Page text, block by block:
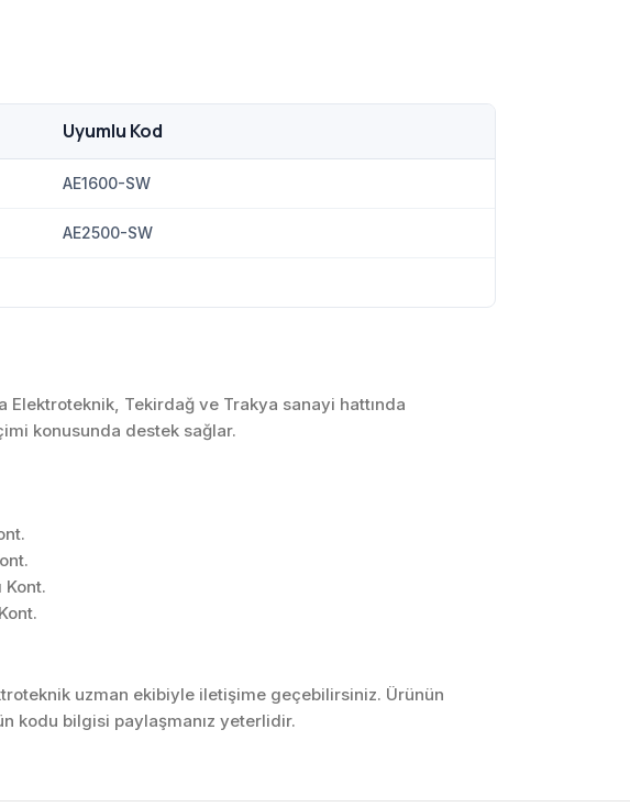
Uyumlu Kod
AE1600-SW
AE2500-SW
Tekirdağ ve Trakya sanayi hattında
konusunda destek sağlar.
Kont.
uzman ekibiyle iletişime geçebilirsiniz. Ürünün
kodu bilgisi paylaşmanız yeterlidir.